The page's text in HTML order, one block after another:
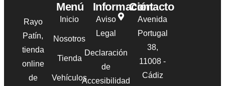
Rayo
Patín,
tienda
online
de
Menú
Inicio
Nosotros
Tienda
Vehículos
Información
Aviso
Legal
Declaración
de
Accesibilidad
Contacto
Avenida
Portugal
38,
11008 -
Cádiz